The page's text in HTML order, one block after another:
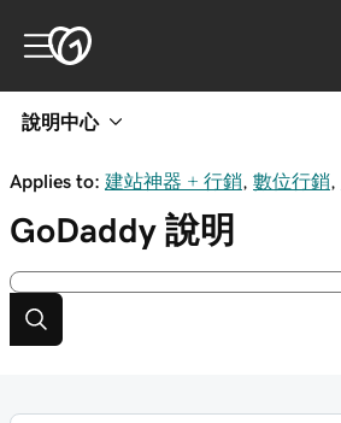
說明中心
Applies to: 建站神器 + 行銷 數位行銷
GoDaddy 說明